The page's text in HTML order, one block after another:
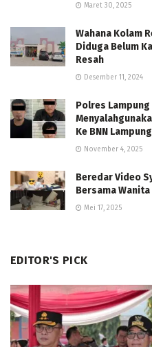
Maret 30, 2025
Wahana Kolam
Diduga Belum
Resah
Desember 11, 2024
Polres Lampung
Ke BNN Lampung
November 4, 2025
Beredar Video
Bersama
Mei 17, 2025
EDITOR'S PICK